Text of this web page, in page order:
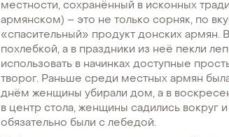
местности, сохранённый в исконных
армянском) – это не только сорняк, по
«спасительный» продукт донских
похлебкой, а в праздники из неё пекли
использовать в начинках доступные
творог. Раньше среди местных армян
днём женщины убирали дом, а в
в центр стола, женщины садились вокруг
обязательно были с лебедой.